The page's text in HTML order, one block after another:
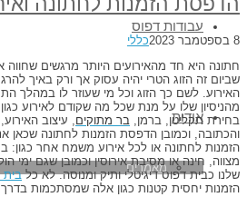
עבודות דפוס
אודות
מאמרים
8 בספטמבר 2023
כללי
חתונה היא חד מהאירועים היותר מרגשים שחווה
שביום זה הזוג הטרי יהיה עסוק אך ורק באיך
האירוע. לשם כך הזוג וכל מי שעוזר לו במהלך
מהניסיון שלו על מנת שכל מה שקודם לאירוע
בחירת תקליטן, ברמן, בר מתוקים, עיצוב
והכתובה, וכמובן הדפסת הזמנות לחתונה שכאן
הזמנות לחתונה או לכל אירוע משמח אחר כגון:
מצווה, חינה או מסיבת אירוסין וכמובן שגם
שלנו כבית דפוס דיגיטלי ותיק ומנוסה. לא כלבית
הזמנות יחסית קטנות כגון אלה שמסתכמות